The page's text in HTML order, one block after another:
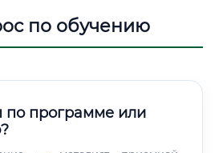
по обучению
по программе или